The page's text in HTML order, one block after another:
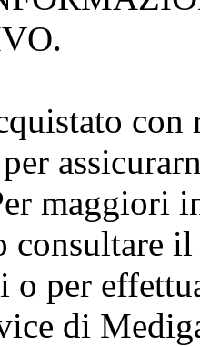
maggiori
consultare
o per
di